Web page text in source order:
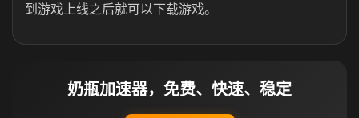
到游戏上线之后就可以下载游戏。
奶瓶加速器，免费、快速、稳定